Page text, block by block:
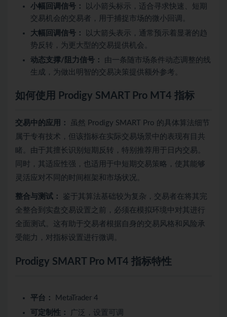
小幅回调信号：
以小箭头标示，适合寻求快速、短期
交易机会的交易者，用于捕捉市场的微小回调。
大幅回调信号：
以大箭头表示，通常预示着显著的趋
势反转，为更大型的交易提供机会。
动态支撑/阻力信号：
由一条随市场条件动态调整的线
生成，为做出明智的交易决策提供额外参考。
如何使用 Prodigy SMART Pro MT4 指标
交易中的应用：
虽然 Prodigy SMART Pro 的具体算法细节
属于专有技术，但该指标在实际交易场景中的表现有目共
睹。由于其擅长识别短期反转，特别推荐用于日内交易。
同时，其适应性强，也适用于中短期交易策略，使其能够
灵活应对不同的时间框架和市场状况。
整合与测试：
鉴于其算法基础较为复杂，交易者在将其完
全整合到实盘交易设置之前，必须在模拟环境中对其进行
全面测试。这有助于交易者根据自身的交易风格和风险承
受能力，对指标设置进行微调。
Prodigy SMART Pro MT4 指标特性
平台：
MetaTrader 4
可定制性：
广泛，设置可调